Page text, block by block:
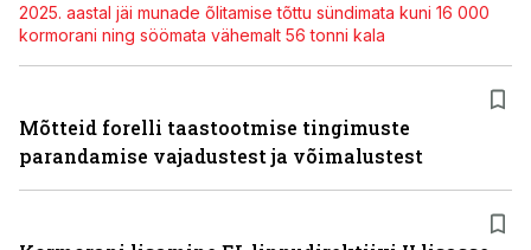
2025. aastal jäi munade õlitamise tõttu sündimata kuni 16 000
kormorani ning söömata vähemalt 56 tonni kala
Mõtteid forelli taastootmise tingimuste
parandamise vajadustest ja võimalustest